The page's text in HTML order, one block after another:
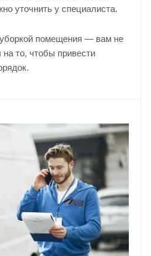
уточнить у специалиста.
помещения — вам не
на то, чтобы привести